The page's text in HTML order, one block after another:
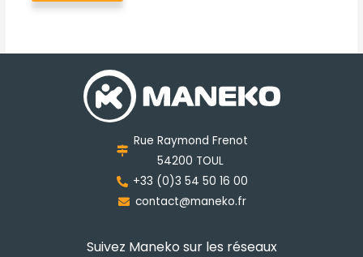
Rue Raymond Frenot
54200 TOUL
+33 (0)3 54 50 16 00
contact@maneko.fr
Suivez Maneko sur les réseaux